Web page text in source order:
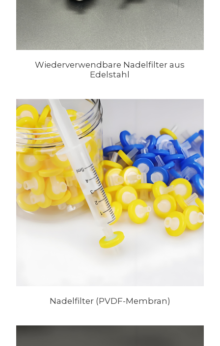
Wiederverwendbare Nadelfilter aus
Edelstahl
Nadelfilter (PVDF-Membran)